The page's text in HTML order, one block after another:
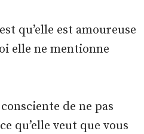
qu’elle est amoureuse
elle ne mentionne
de ne pas
qu’elle veut que vous